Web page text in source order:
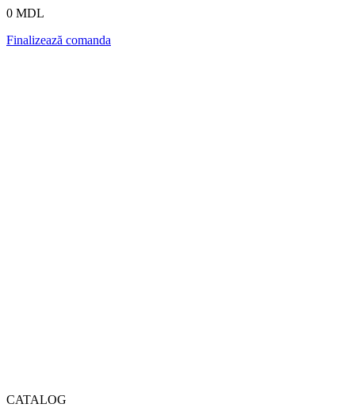
0 MDL
Finalizează comanda
CATALOG